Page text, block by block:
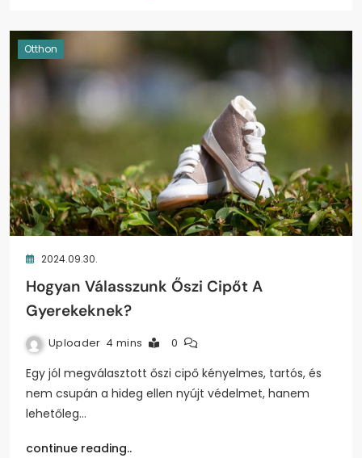
Otthon
2024.09.30.
Hogyan Válasszunk Őszi Cipőt A
Gyerekeknek?
Uploader 4 mins 0
Egy jól megválasztott őszi cipő kényelmes, tartós, és
nem csupán a hideg ellen nyújt védelmet, hanem
lehetőleg…
continue reading..